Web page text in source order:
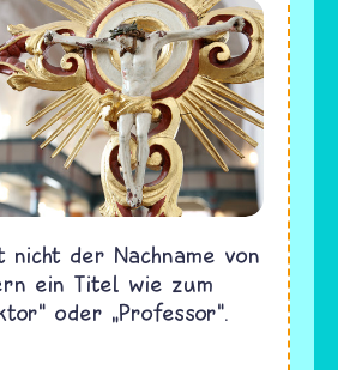
nicht der Nachname von
ein Titel wie zum
oder „Professor“.